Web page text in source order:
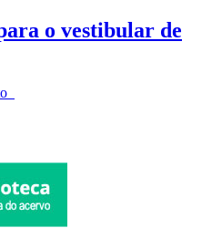
o vestibular de